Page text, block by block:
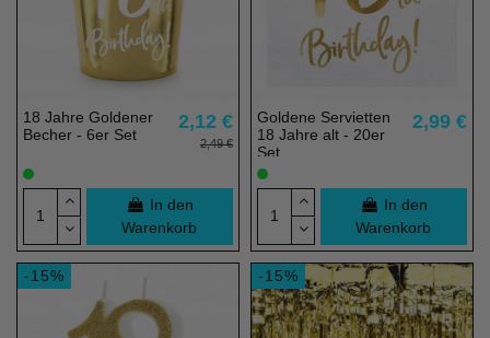
18 Jahre Goldener
Becher - 6er Set
2,12 €
2,49 €
In den
Warenkorb
Goldene Servietten
18 Jahre alt - 20er
Set
2,99 €
In den
Warenkorb
-15% -15%